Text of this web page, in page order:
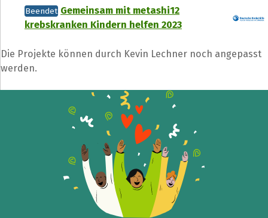
Beendet Gemeinsam mit metashi12
krebskranken Kindern helfen 2023
Die Projekte können durch Kevin Lechner noch angepasst
werden.